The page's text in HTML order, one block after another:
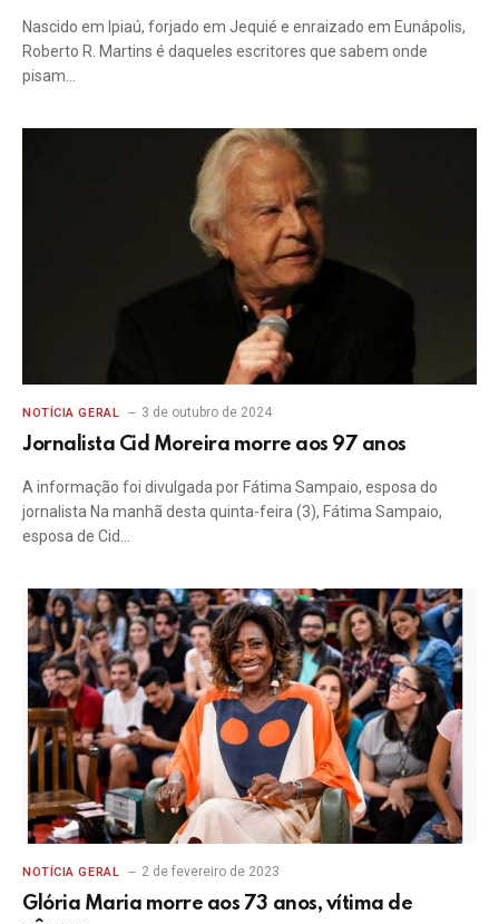
Nascido em Ipiaú, forjado em Jequié e enraizado em Eunápolis,
Roberto R. Martins é daqueles escritores que sabem onde
pisam…
NOTÍCIA GERAL 3 de outubro de 2024
Jornalista Cid Moreira morre aos 97 anos
A informação foi divulgada por Fátima Sampaio, esposa do
jornalista Na manhã desta quinta-feira (3), Fátima Sampaio,
esposa de Cid…
NOTÍCIA GERAL 2 de fevereiro de 2023
Glória Maria morre aos 73 anos, vítima de